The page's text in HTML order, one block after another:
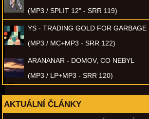
(MP3 / SPLIT 12" - SRR 119)
YS - TRADING GOLD FOR GARBAGE
(MP3 / MC+MP3 - SRR 122)
ARANANAR - DOMOV, CO NEBYL
(MP3 / LP+MP3 - SRR 120)
AKTUÁLNÍ ČLÁNKY